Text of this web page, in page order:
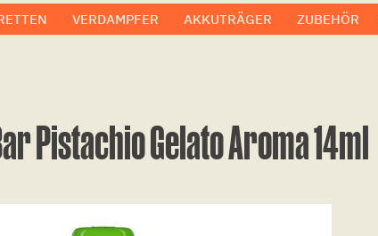
VERDAMPFER AKKUTRÄGER ZUBEHÖR
Pistachio Gelato Aroma 14ml